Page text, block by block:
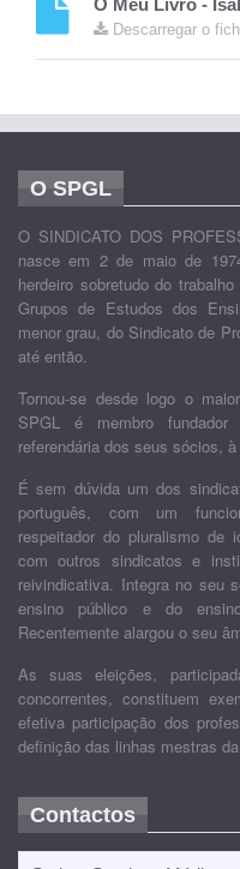
O Meu Livro -
Descarregar o
O SPGL
O SINDICATO DOS
nasce em 2 de maio de
herdeiro sobretudo do
Grupos de Estudos dos
menor grau, do Sindicato de
até então.
Tornou-se desde logo o
SPGL é membro
referendária dos seus sócios,
É sem dúvida um dos
português, com um
respeitador do pluralismo de
com outros sindicatos e
reivindicativa. Integra no seu
ensino público e do
Recentemente alargou o seu
As suas eleições,
concorrentes, constituem
efetiva participação dos
definição das linhas mestras
Contactos